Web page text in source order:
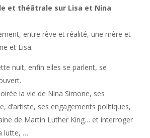
et théâtrale sur Lisa et Nina
entre rêve et réalité, une mère et
et Lisa.
nuit, enfin elles se parlent, se
la vie de Nina Simone, ses
d’artiste, ses engagements politiques,
de Martin Luther King… et interroger
lutte, …